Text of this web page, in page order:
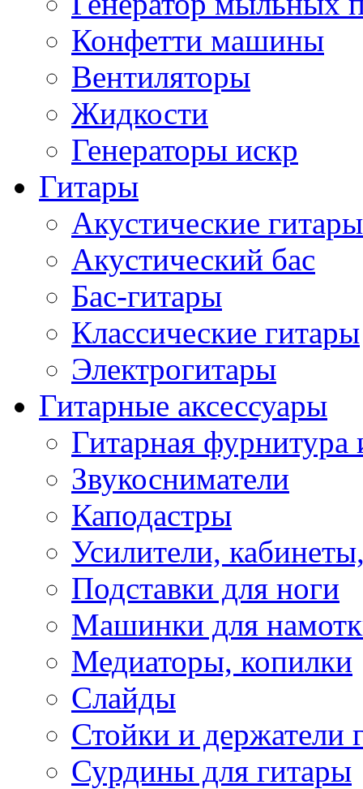
Конфетти машины
Вентиляторы
Жидкости
Генераторы искр
Гитары
Акустические гитары
Акустический бас
Бас-гитары
Классические гитары
Электрогитары
Гитарные аксессуары
Гитарная фурнитура
Звукосниматели
Каподастры
Усилители,
Подставки для ноги
Машинки для
Медиаторы, копилки
Слайды
Стойки и держатели
Сурдины для гитары